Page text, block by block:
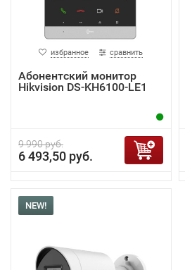
избранное сравнить
Абонентский монитор
Hikvision DS-KH6100-LE1
9 990 руб.
6 493,50 руб.
NEW!